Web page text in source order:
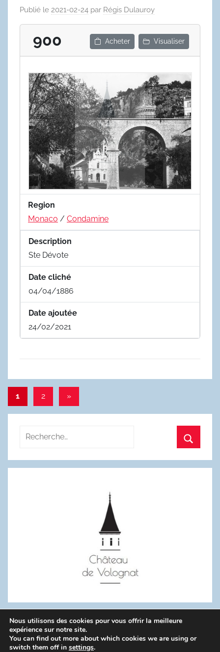
Publié le 2021-02-24 par Régis Dulauroy
900 Acheter Visualiser
Region
Monaco / Condamine
Description
Ste Dévote
Date cliché
04/04/1886
Date ajoutée
24/02/2021
Pagination
des
publications
1 2
Articles
suivants
»
Recherche
:
WordPress Theme: Donovan by ThemeZee.
Nous utilisons des cookies pour vous offrir la meilleure
expérience sur notre site.
You can find out more about which cookies we are using or
switch them off in settings.